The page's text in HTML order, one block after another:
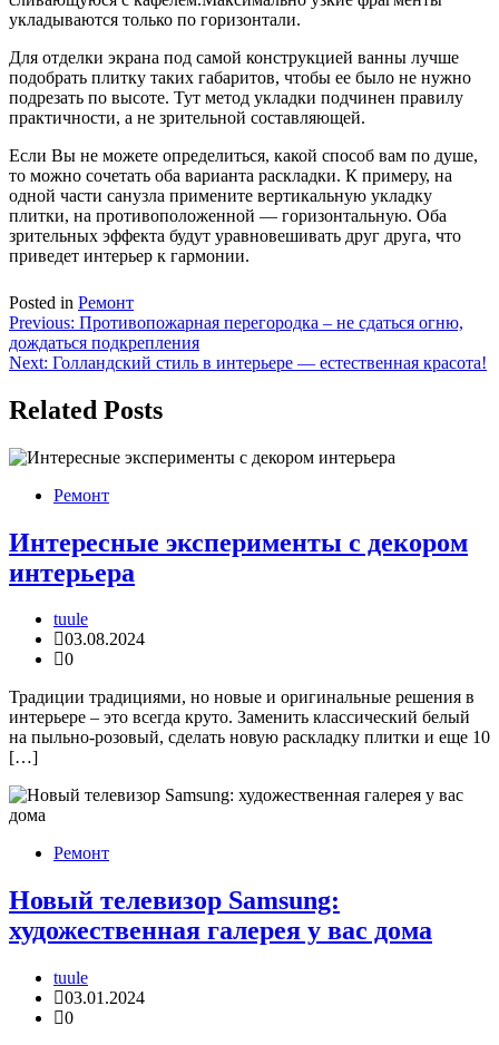
укладываются только по горизонтали.
Для отделки экрана под самой конструкцией ванны лучше
подобрать плитку таких габаритов, чтобы ее было не нужно
подрезать по высоте. Тут метод укладки подчинен правилу
практичности, а не зрительной составляющей.
Если Вы не можете определиться, какой способ вам по душе,
то можно сочетать оба варианта раскладки. К примеру, на
одной части санузла примените вертикальную укладку
плитки, на противоположенной — горизонтальную. Оба
зрительных эффекта будут уравновешивать друг друга, что
приведет интерьер к гармонии.
Posted in Ремонт
Навигация
по
Previous: Противопожарная перегородка – не сдаться огню,
дождаться подкрепления
Next: Голландский стиль в интерьере — естественная красота!
Related Posts
Ремонт
Интересные эксперименты с декором
интерьера
tuule
03.08.2024
0
Традиции традициями, но новые и оригинальные решения в
интерьере – это всегда круто. Заменить классический белый
на пыльно-розовый, сделать новую раскладку плитки и еще 10
[…]
Ремонт
Новый телевизор Samsung:
художественная галерея у вас дома
tuule
03.01.2024
0